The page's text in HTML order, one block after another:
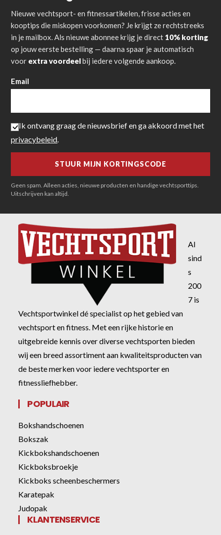
Nieuwe vechtsport- en fitnessartikelen, frisse acties en
kooptips die miskopen voorkomen? Je krijgt ze rechtstreeks
in je mailbox. Als nieuwe abonnee krijg je direct 10% korting
op jouw eerste bestelling — daarna spaar je automatisch
voor extra voordeelbij iedere volgende aankoop.
Email
Ik ontvang graag de nieuwsbrief en ga akkoord met het
privacybeleid.
Geen spam. Alleen acties, nieuwe producten en handige vechtsporttips.
Uitschrijven kan altijd.
Al
sind
s
200
7 is
Vechtsportwinkel dé specialist op het gebied van
vechtsport en fitness. Met een rijke historie en
uitgebreide kennis over diverse vechtsporten bieden
wij een breed assortiment aan kwaliteitsproducten van
de beste merken voor iedere vechtsporter en
fitnessliefhebber.
POPULAIR
Bokshandschoenen
Bokszak
Kickbokshandschoenen
Kickboksbroekje
Kickboks scheenbeschermers
Karatepak
Judopak
KLANTENSERVICE